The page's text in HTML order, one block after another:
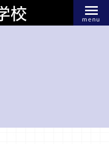
menu